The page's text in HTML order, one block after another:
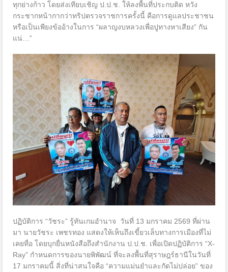
ทุกย่างก้าว โดยส่งเทียบเชิญ ป.ป.ช. ให้ลงพื้นที่ประกบติด หวัง
กระชากหน้ากากว่าทริปตรวจราชการครั้งนี้ คือการดูแลประชาชน
หรือเป็นเพียงข้ออ้างในการ “ผลาญงบหลวงเพื่อปูทางหาเสียง” กัน
แน่…”
ปฏิบัติการ “วัชระ” รู้ทันเกมอำนาจ วันที่ 13 มกราคม 2569 ที่ผ่าน
มา นายวัชระ เพชรทอง แสดงให้เห็นถึงเขี้ยวเล็บทางการเมืองที่ไม่
เคยทื่อ โดยบุกยื่นหนังสือถึงสำนักงาน ป.ป.ช. เพื่อเปิดปฏิบัติการ “X-
Ray” กำหนดการของนายพิพัฒน์ ที่จะลงพื้นที่สุราษฎร์ธานีในวันที่
17 มกราคมนี้ สิ่งที่น่าสนใจคือ “ความแม่นยำและกัดไม่ปล่อย” ของ